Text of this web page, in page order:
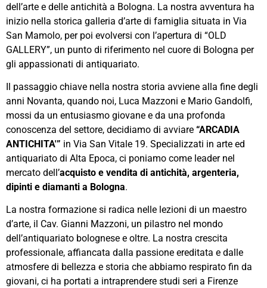
dell’arte e delle antichità a Bologna. La nostra avventura ha
inizio nella storica galleria d’arte di famiglia situata in Via
San Mamolo, per poi evolversi con l’apertura di “OLD
GALLERY”, un punto di riferimento nel cuore di Bologna per
gli appassionati di antiquariato.
Il passaggio chiave nella nostra storia avviene alla fine degli
anni Novanta, quando noi, Luca Mazzoni e Mario Gandolfi,
mossi da un entusiasmo giovane e da una profonda
conoscenza del settore, decidiamo di avviare “ARCADIA
ANTICHITA'” in Via San Vitale 19. Specializzati in arte ed
antiquariato di Alta Epoca, ci poniamo come leader nel
mercato dell’acquisto e vendita di antichità, argenteria,
dipinti e diamanti a Bologna.
La nostra formazione si radica nelle lezioni di un maestro
d’arte, il Cav. Gianni Mazzoni, un pilastro nel mondo
dell’antiquariato bolognese e oltre. La nostra crescita
professionale, affiancata dalla passione ereditata e dalle
atmosfere di bellezza e storia che abbiamo respirato fin da
giovani, ci ha portati a intraprendere studi seri a Firenze